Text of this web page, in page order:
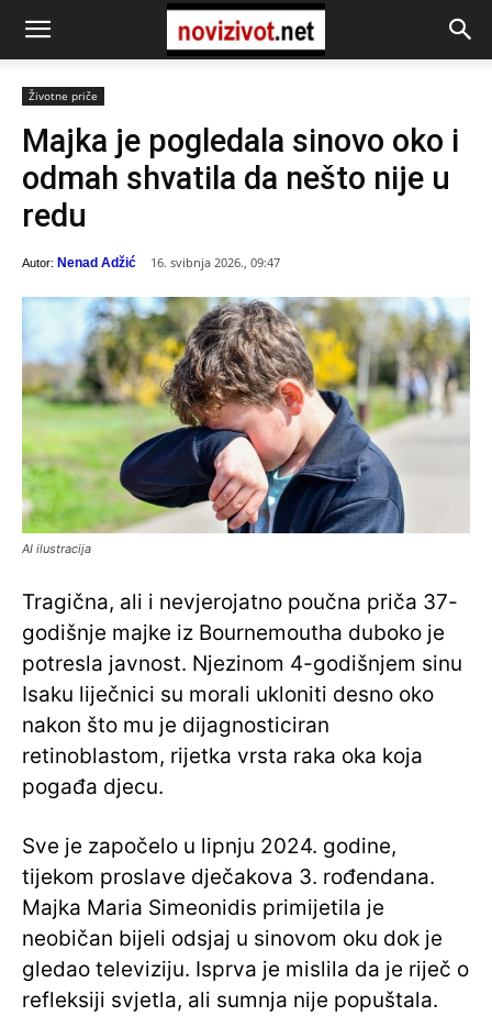
Životne priče
Majka je pogledala sinovo oko i
odmah shvatila da nešto nije u
redu
Autor: Nenad Adžić 16. svibnja 2026., 09:47
AI ilustracija
Tragična, ali i nevjerojatno poučna priča 37-
godišnje majke iz Bournemoutha duboko je
potresla javnost. Njezinom 4-godišnjem sinu
Isaku liječnici su morali ukloniti desno oko
nakon što mu je dijagnosticiran
retinoblastom, rijetka vrsta raka oka koja
pogađa djecu.
Sve je započelo u lipnju 2024. godine,
tijekom proslave dječakova 3. rođendana.
Majka Maria Simeonidis primijetila je
neobičan bijeli odsjaj u sinovom oku dok je
gledao televiziju. Isprva je mislila da je riječ o
refleksiji svjetla, ali sumnja nije popuštala.